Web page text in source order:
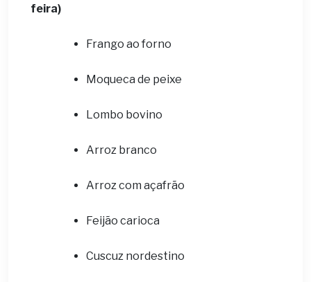
feira)
Frango ao forno
Moqueca de peixe
Lombo bovino
Arroz branco
Arroz com açafrão
Feijão carioca
Cuscuz nordestino